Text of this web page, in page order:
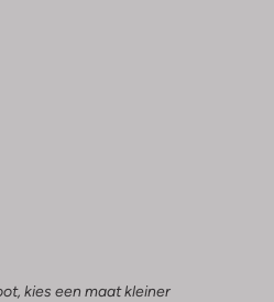
kies een maat kleiner